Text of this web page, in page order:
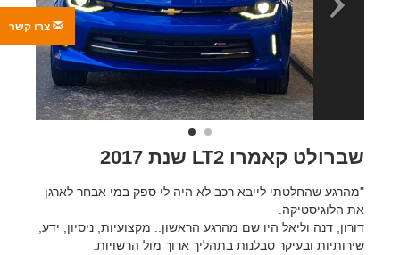
שברולט קאמרו LT2 שנת 2017
"מהרגע שהחלטתי לייבא רכב לא היה לי ספק במי אבחר לארגן
את הלוגיסטיקה.
דורון, דנה וליאל היו שם מהרגע הראשון.. מקצועיות, ניסיון, ידע,
שירותיות ובעיקר סבלנות בתהליך ארוך מול הרשויות.
צרו קשר